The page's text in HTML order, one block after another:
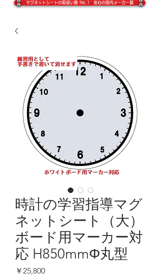
マグネットシートの取扱い数 No,1 安心の国内メーカー製
時計の学習指導マグ
ネットシート（大）
ボード用マーカー対
応 H850mmΦ丸型
￥25,800価